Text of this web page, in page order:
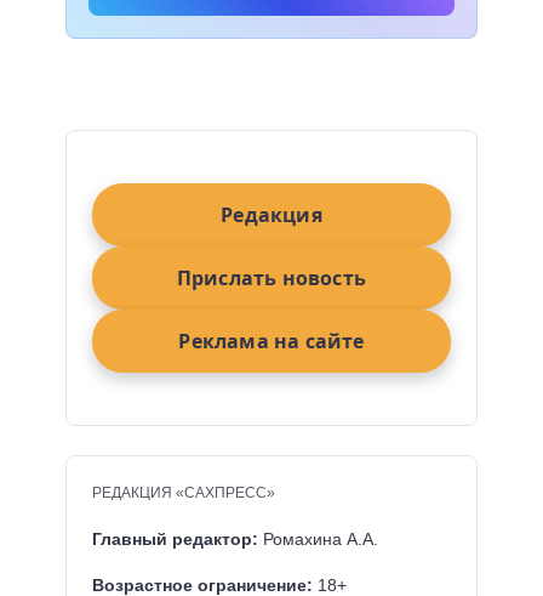
Редакция
Прислать новость
Реклама на сайте
РЕДАКЦИЯ «САХПРЕСС»
Главный редактор: Ромахина А.А.
Возрастное ограничение: 18+